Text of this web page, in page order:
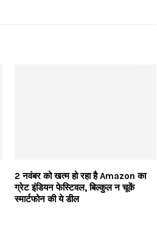
2 नवंबर को खत्म हो रहा है Amazon का
ग्रेट इंडियन फेस्टिवल, बिल्कुल न चूकें
स्मार्टफोन की ये डील